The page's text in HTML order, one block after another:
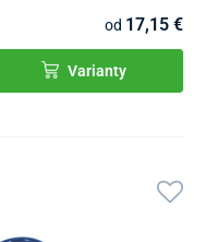
od 17,15 €
Varianty